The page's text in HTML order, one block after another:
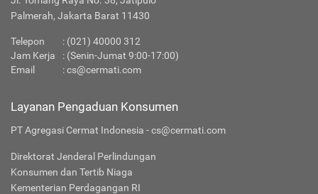
Palmerah, Jakarta Barat 11430
Telepon : (021) 40000 312
Jam Kerja
: (Senin-Jumat 9:00-17:00)
Email
:cs@cermati.com
Layanan Pengaduan Konsumen
PT Agregasi Cermat Indonesia - cs@cermati.com
Direktorat Jenderal Perlindungan
Konsumen dan Tertib Niaga
Kementerian Perdagangan RI